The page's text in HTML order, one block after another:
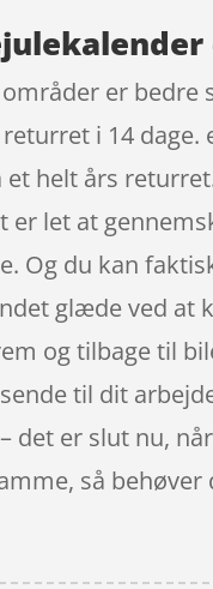
er
i 14
helt års
let at
Og du kan
glæde ved at
og tilbage til
til dit
det er slut nu,
så